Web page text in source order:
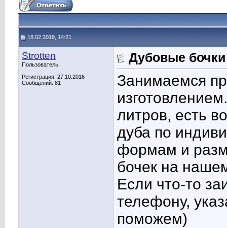
18.02.2019, 14:21
Strotten
Пользователь
Регистрация: 27.10.2016
Сообщений: 81
Дубовые
Занимаемся
литров, есть
дуба по
формам и
бочек на
Если что-то
телефону,
поможем)